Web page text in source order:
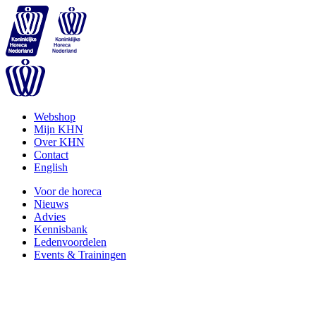
Webshop
Mijn KHN
Over KHN
Contact
English
Voor de horeca
Nieuws
Advies
Kennisbank
Ledenvoordelen
Events & Trainingen